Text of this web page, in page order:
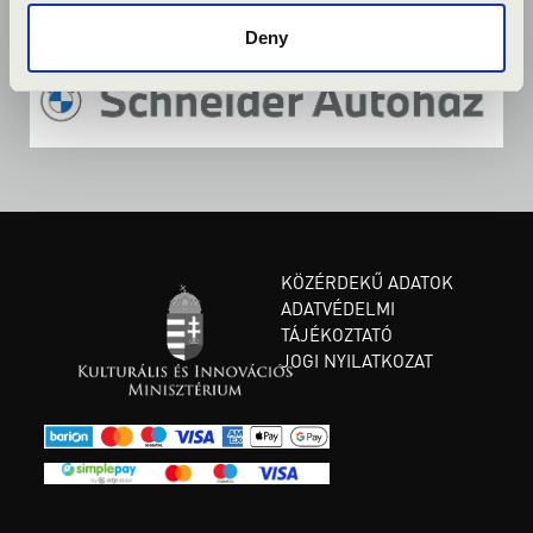
Deny
KÖZÉRDEKŰ ADATOK
ADATVÉDELMI
TÁJÉKOZTATÓ
JOGI NYILATKOZAT